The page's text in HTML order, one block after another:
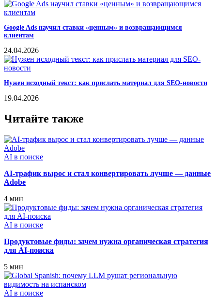
Google Ads научил ставки «ценным» и возвращающимся
клиентам
24.04.2026
Нужен исходный текст: как прислать материал для SEO-новости
19.04.2026
Читайте также
AI в поиске
AI‑трафик вырос и стал конвертировать лучше — данные
Adobe
4 мин
AI в поиске
Продуктовые фиды: зачем нужна органическая стратегия
для AI-поиска
5 мин
AI в поиске